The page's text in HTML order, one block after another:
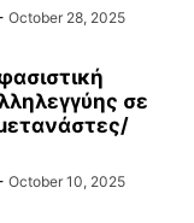
- ΣΥΝΈΔΡΙΑ
October 28, 2025
σε
October 10, 2025